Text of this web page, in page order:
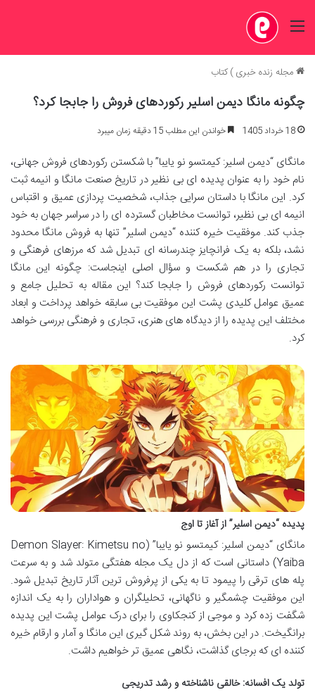
منو
مجله زنده خبری)کتاب
چگونه مانگا دیمن اسلیر رکوردهای فروش را جابجا کرد؟
18 خرداد 1405 خواندن این مطلب 15 دقیقه زمان میبرد
مانگای “دیمن اسلیر: کیمتسو نو یایبا” با شکستن رکوردهای فروش جهانی،
نام خود را به عنوان پدیده ای بی نظیر در تاریخ صنعت مانگا و انیمه ثبت
کرد. این مانگا با داستان سرایی جذاب، شخصیت پردازی عمیق و اقتباس
انیمه ای بی نظیر، توانست مخاطبان گسترده ای را در سراسر جهان به خود
جذب کند. موفقیت خیره کننده “دیمن اسلیر” تنها به فروش مانگا محدود
نشد، بلکه به یک فرانچایز چندرسانه ای تبدیل شد که مرزهای فرهنگی و
تجاری را در هم شکست و سؤال اصلی اینجاست: چگونه این مانگا
توانست رکوردهای فروش را جابجا کند؟ این مقاله به تحلیل جامع و
عمیق عوامل کلیدی پشت این موفقیت بی سابقه خواهد پرداخت و ابعاد
مختلف این پدیده را از دیدگاه های هنری، تجاری و فرهنگی بررسی خواهد
کرد.
پدیده “دیمن اسلیر” از آغاز تا اوج
مانگای “دیمن اسلیر: کیمتسو نو یایبا” (Demon Slayer: Kimetsu no
Yaiba) داستانی است که از دل یک مجله هفتگی متولد شد و به سرعت
پله های ترقی را پیمود تا به یکی از پرفروش ترین آثار تاریخ تبدیل شود.
این موفقیت چشمگیر و ناگهانی، تحلیلگران و هواداران را به یک اندازه
شگفت زده کرد و موجی از کنجکاوی را برای درک عوامل پشت این پدیده
برانگیخت. در این بخش، به روند شکل گیری این مانگا و آمار و ارقام خیره
کننده ای که برجای گذاشت، نگاهی عمیق تر خواهیم داشت.
تولد یک افسانه: خالقی ناشناخته و رشد تدریجی